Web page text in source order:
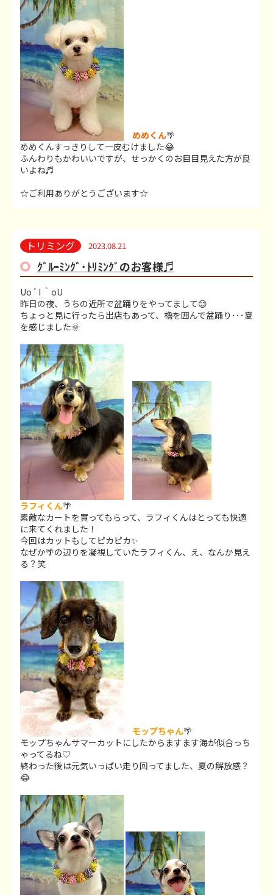
めめくん🌴
めめくんすっきりして一皮むけました😂
ふんわりもかわいいですが、せっかくのお目目見えた方が良
いよね♬
☆ご利用ありがとうございます☆
トリミング 2023.08.21
ｸﾞﾙｰﾐﾝｸﾞ･ﾄﾘﾐﾝｸﾞのお客様♬
Uo´ I ｀oU
昨日の夜、うちの近所で盆踊りをやってまして😊
ちょっと見に行ったら出店もあって、櫓を囲んで盆踊り･･･夏
を感じました🌞
ラフィくん🌴
素敵なカートを買ってもらって、ラフィくんはとっても快適
に来てくれました！
今回はカットもしてピカピカ✨
なぜか🌴の辺りを凝視していたラフィくん、え、なんか見え
る？笑
モップちゃん🌴
モップちゃんサマーカットにしたからますます海が似合っち
ゃってるね♡
終わった後は元気いっぱい走り回ってました、夏の解放感？
😂